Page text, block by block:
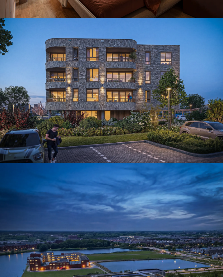
Gevels met Karakter